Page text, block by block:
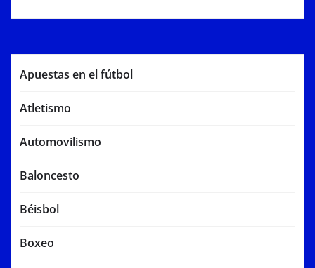
Apuestas en el fútbol
Atletismo
Automovilismo
Baloncesto
Béisbol
Boxeo